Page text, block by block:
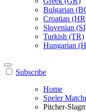
Bulgarian
Croatian
Slovenian
Turkish (TR)
Hungarian
Subscribe
Home
Speler
Pitcher-